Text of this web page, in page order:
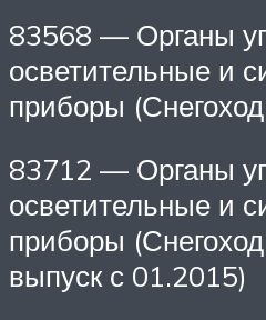
83568 — Органы
осветительные и
приборы
83712 — Органы
осветительные и
приборы
выпуск с 01.2015)